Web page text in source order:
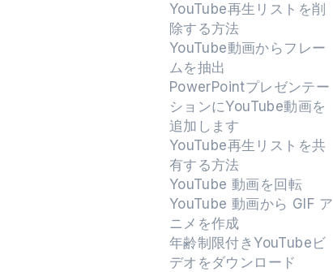
YouTube再生リストを削
除する方法
YouTube動画からフレー
ムを抽出
PowerPointプレゼンテー
ションにYouTube動画を
追加します
YouTube再生リストを共
有する方法
YouTube 動画を回転
YouTube 動画から GIF ア
ニメを作成
年齢制限付きYouTubeビ
デオをダウンロード